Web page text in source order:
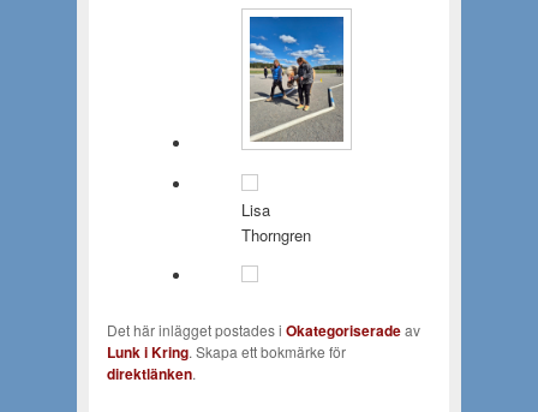
Lisa
Thorngren
Det här inlägget postades i Okategoriseradeav
Lunk i Kring. Skapa ett bokmärke för
direktlänken.